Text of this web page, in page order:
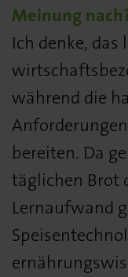
Meinung
Ich denke,
während die
bereiten. Da
täglichen Brot
Lernaufwand